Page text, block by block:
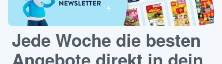
Jede Woche die besten